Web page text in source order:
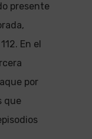
presente
En el
por
que